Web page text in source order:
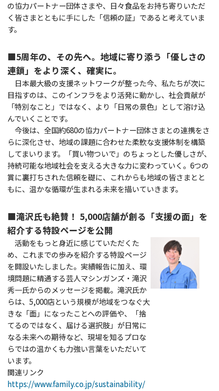
の協力パートナー団体さまや、日々食品をお持ち寄りいただ
く皆さまとともに手にした「信頼の証」であると考えていま
す。
■5周年の、その先へ。地域に寄り添う「優しさの
連鎖」をより深く、確実に。
日本最大級の支援ネットワークが整った今、私たちが次に
目指すのは、このインフラをより活発に動かし、社会貢献が
「特別なこと」ではなく、より「日常の景色」として溶け込
んでいくことです。
今後は、全国約680の協力パートナー団体さまとの連携をさ
らに深化させ、地域の課題に合わせた柔軟な支援体制を構築
してまいります。「買い物ついで」のちょっとした優しさが、
持続可能な地域社会を支える大きな力に変わっていく。6つの
賞に裏打ちされた信頼を礎に、これからも地域の皆さまとと
もに、温かな循環が生まれる未来を描いていきます。
■滝沢氏も絶賛！ 5,000店舗が創る「支援の面」を
紹介する特設ページを公開
活動をもっと身近に感じていただくた
め、これまでの歩みを紹介する特設ページ
を開設いたしました。実績報告に加え、環
境問題に精通する芸人マシンガンズ・滝沢
秀一氏からのメッセージを掲載。滝沢氏か
らは、5,000店という規模が地域をつなぐ大
きな「面」になったことへの評価や、「捨
てるのではなく、届ける選択肢」が日常に
なる未来への期待など、現場を知るプロな
らではの温かくも力強い言葉をいただいて
います。
関連リンク
https://www.family.co.jp/sustainability/